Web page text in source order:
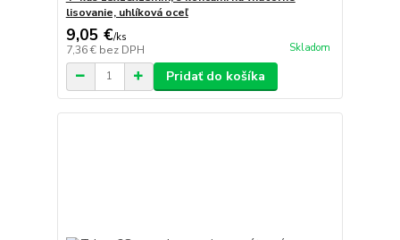
lisovanie, uhlíková oceľ
9,05 €/ks
7,36 € bez DPH Skladom
Pridať do košíka